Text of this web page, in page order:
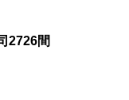
2726間